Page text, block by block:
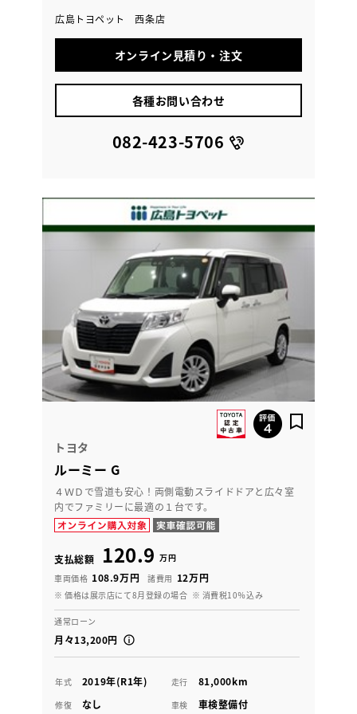
広島トヨペット 西条店
オンライン見積り・注文
各種お問い合わせ
082-423-5706
トヨタ
ルーミー G
４ＷＤで雪道も安心！両側電動スライドドアと広々室
内でファミリーに最適の１台です。
支払総額 120.9 万円
車両価格 108.9万円 諸費用 12万円
※ 価格は展示店にて8月登録の場合 ※ 消費税10％込み
通常ローン
月々13,200円
年式 2019年(R1年) 走行 81,000km
修復 なし 車検 車検整備付